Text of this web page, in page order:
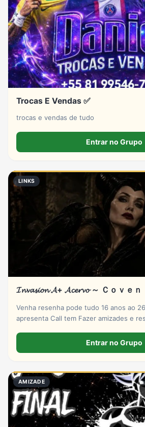
Tecnologia TV
Vídeos
Trocas E Vendas ✅
trocas e vendas de tudo
Entrar no Grupo
LINKS
𝓘𝓷𝓿𝓪𝓼𝓲𝓸𝓷 𝓐+ 𝓐𝓬𝓮𝓻𝓿𝓸 ～ Ｃｏｖｅｎ
Venha resenha pode tudo 16 anos ao 26 Se quiser se
apresenta Call tem Fazer
Entrar no Grupo
AMIZADE